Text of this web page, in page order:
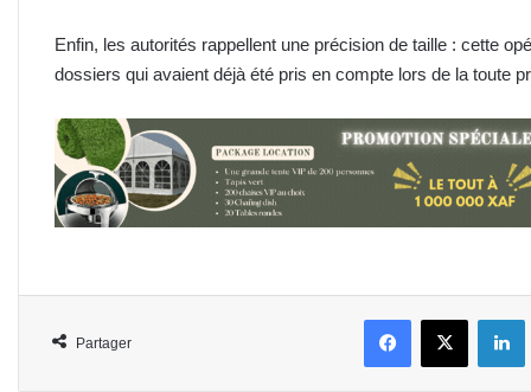
Enfin, les autorités rappellent une précision de taille : cette
dossiers qui avaient déjà été pris en compte lors de la toute
Partager
FacebookX